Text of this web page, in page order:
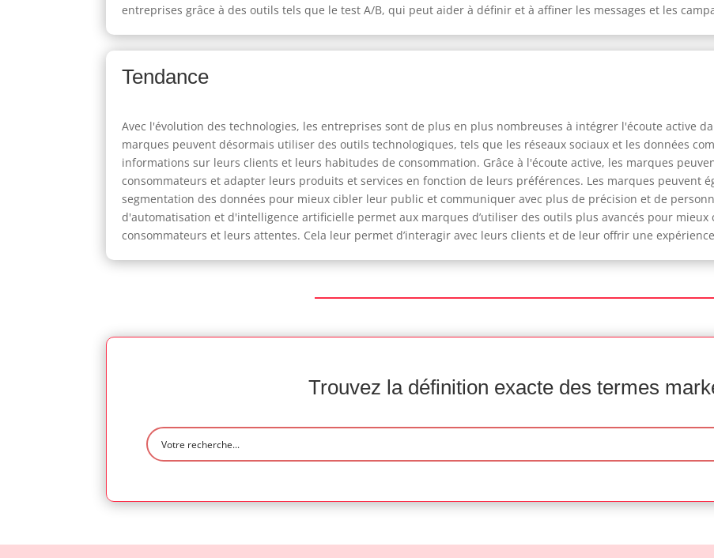
entreprises grâce à des outils tels que le test A/B, qui peut aider à définir et à affiner les messages et les
Tendance
Avec l'évolution des technologies, les entreprises sont de plus en plus nombreuses à intégrer l'écoute active
marques peuvent désormais utiliser des outils technologiques, tels que les réseaux sociaux et les données
informations sur leurs clients et leurs habitudes de consommation. Grâce à l'écoute active, les marques
consommateurs et adapter leurs produits et services en fonction de leurs préférences. Les marques peuvent
segmentation des données pour mieux cibler leur public et communiquer avec plus de précision et de
d'automatisation et d'intelligence artificielle permet aux marques d’utiliser des outils plus avancés pour
consommateurs et leurs attentes. Cela leur permet d’interagir avec leurs clients et de leur offrir une
Trouvez la définition exacte des termes